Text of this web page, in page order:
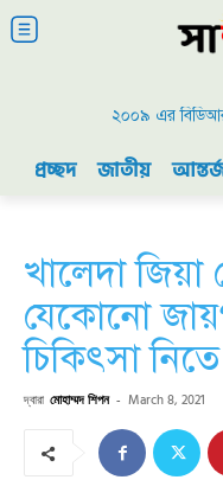
২০০৯ এর বিডিআর
প্রচ্ছদ জাতীয়
খালেদা জিয়া
যেকোনো
চিকিৎসা
দ্বারা মোহাম্মদ শিপন - March 8, 2021